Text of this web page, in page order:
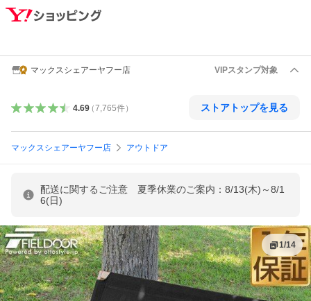
マックスシェアーヤフー店 VIPスタンプ対象
4.69（7,765件） ストアトップを見る
マックスシェアーヤフー店 アウトドア
配送に関するご注意 夏季休業のご案内：8/13(木)～8/1
6(日)
1/14